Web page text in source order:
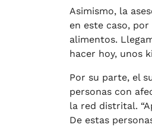
Asimismo, la
en este caso,
alimentos.
hacer hoy, unos
Por su parte, el
personas con
la red distrital.
De estas